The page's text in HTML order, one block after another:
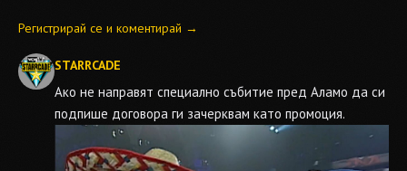
Регистрирай се и коментирай →
STARRCADE
Ако не направят специално събитие пред Аламо да си
подпише договора ги зачерквам като промоция.